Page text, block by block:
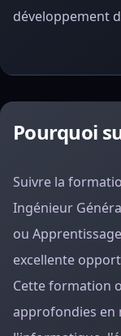
développement
Pourquoi
Suivre la
Ingénieur
ou
excellente
Cette formation
approfondies en